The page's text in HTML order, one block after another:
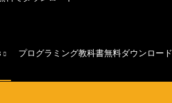
プログラミング教科書無料ダウンロード